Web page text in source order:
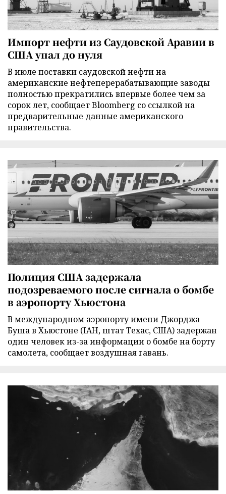
Импорт нефти из Саудовской Аравии в
США упал до нуля
В июле поставки саудовской нефти на
американские нефтеперерабатывающие заводы
полностью прекратились впервые более чем за
сорок лет, сообщает Bloomberg со ссылкой на
предварительные данные американского
правительства.
Полиция США задержала
подозреваемого после сигнала о бомбе
в аэропорту Хьюстона
В международном аэропорту имени Джорджа
Буша в Хьюстоне (IAH, штат Техас, США) задержан
один человек из-за информации о бомбе на борту
самолета, сообщает воздушная гавань.